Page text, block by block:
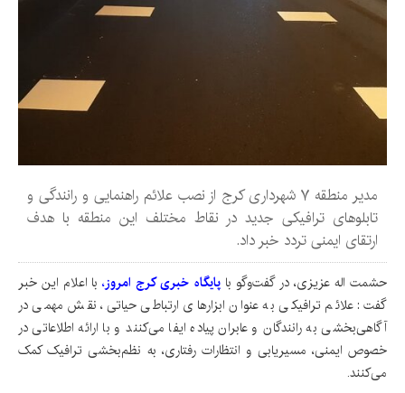
مدیر منطقه ۷ شهرداری کرج از نصب علائم راهنمایی و رانندگی و
تابلوهای ترافیکی جدید در نقاط مختلف این منطقه با هدف
ارتقای ایمنی تردد خبر داد.
حشمت اله عزیزی، در گفت‌وگو باپایگاه خبری کرج امروز،با اعلام این خبر
گفت: علائم ترافیکی به عنوان ابزارهای ارتباطی حیاتی، نقش مهمی در
آگاهی‌بخشی به رانندگان و عابران پیاده ایفا می‌کنند و با ارائه اطلاعاتی در
خصوص ایمنی، مسیریابی و انتظارات رفتاری، به نظم‌بخشی ترافیک کمک
می‌کنند.